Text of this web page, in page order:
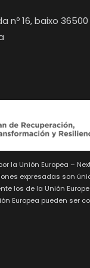
nº 16, baixo
la Unión Europea –
expresadas son
los de la Unión
Europea pueden ser